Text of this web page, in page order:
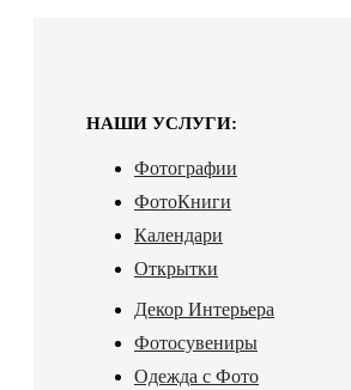
НАШИ УСЛУГИ:
Фотографии
ФотоКниги
Календари
Открытки
Декор Интерьера
Фотосувениры
Одежда с Фото